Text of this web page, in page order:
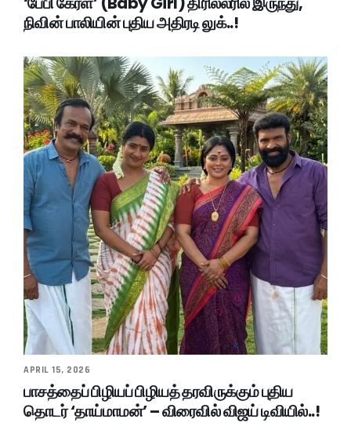
நிவின் பாலியின் புதிய அதிரடி லுக்..!
APRIL 15, 2026
பாசத்தைப் பிழியப் பிழியத் தரவிருக்கும் புதிய
தொடர் ‘தாய்மாமன்’ – விரைவில் விஜய் டிவியில்..!